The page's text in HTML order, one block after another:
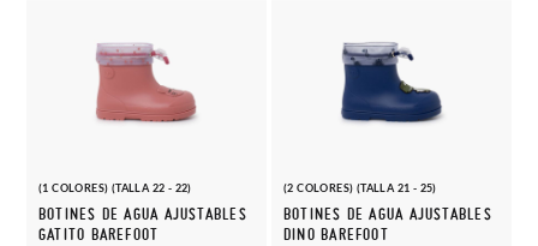
(1 COLORES) (TALLA 22 - 22)
BOTINES DE AGUA AJUSTABLES
GATITO BAREFOOT
(2 COLORES) (TALLA 21 - 25)
BOTINES DE AGUA AJUSTABLES
DINO BAREFOOT